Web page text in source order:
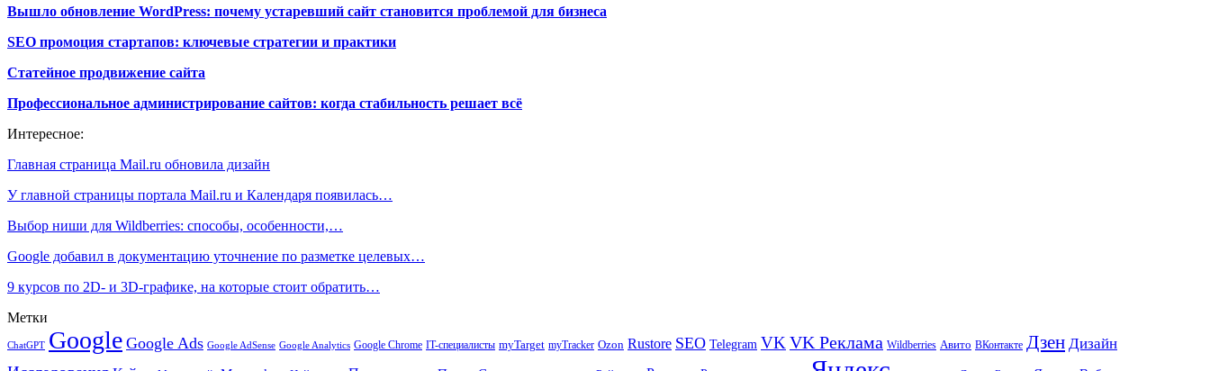
Вышло обновление WordPress: почему устаревший сайт становится проблемой для бизнеса
SEO промоция стартапов: ключевые стратегии и практики
Статейное продвижение сайта
Профессиональное администрирование сайтов: когда стабильность решает всё
Интересное:
Главная страница Mail.ru обновила дизайн
У главной страницы портала Mail.ru и Календаря появилась…
Выбор ниши для Wildberries: способы, особенности,…
Google добавил в документацию уточнение по разметке целевых…
9 курсов по 2D- и 3D-графике, на которые стоит обратить…
Метки
ChatGPT Google Google Ads Google AdSense Google Analytics Google Chrome IT-специалисты myTarget myTracker Ozon Rustore SEO Telegram VK VK Реклама Wildberries Авито ВКонтакте Дзен Дизайн